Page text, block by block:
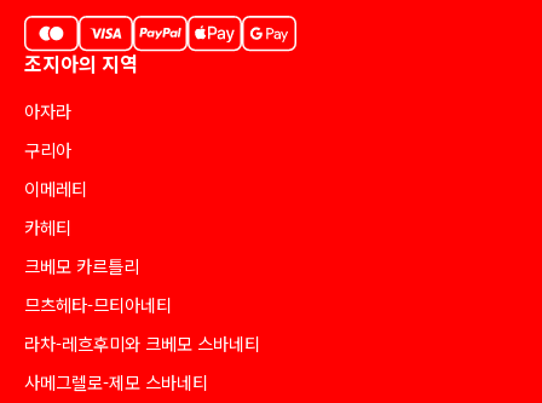
조지아의 지역
아자라
구리아
이메레티
카헤티
크베모 카르틀리
므츠헤타-므티아네티
라차-레흐후미와 크베모 스바네티
사메그렐로-제모 스바네티